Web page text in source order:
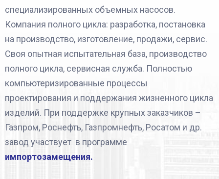
специализированных объемных насосов.
Компания полного цикла: разработка, постановка
на производство, изготовление, продажи, сервис.
Своя опытная испытательная база, производство
полного цикла, сервисная служба. Полностью
компьютеризированные процессы
проектирования и поддержания жизненного цикла
изделий. При поддержке крупных заказчиков –
Газпром, Роснефть, Газпромнефть, Росатом и др.
завод участвует в программе
импортозамещения.